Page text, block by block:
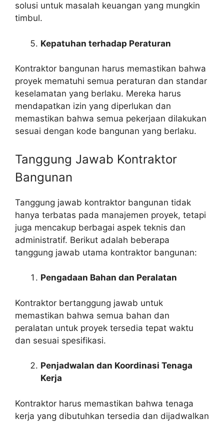
solusi untuk masalah keuangan yang mungkin
timbul.
Kepatuhan terhadap Peraturan
Kontraktor bangunan harus memastikan bahwa
proyek mematuhi semua peraturan dan standar
keselamatan yang berlaku. Mereka harus
mendapatkan izin yang diperlukan dan
memastikan bahwa semua pekerjaan dilakukan
sesuai dengan kode bangunan yang berlaku.
Tanggung Jawab Kontraktor
Bangunan
Tanggung jawab kontraktor bangunan tidak
hanya terbatas pada manajemen proyek, tetapi
juga mencakup berbagai aspek teknis dan
administratif. Berikut adalah beberapa
tanggung jawab utama kontraktor bangunan:
Pengadaan Bahan dan Peralatan
Kontraktor bertanggung jawab untuk
memastikan bahwa semua bahan dan
peralatan untuk proyek tersedia tepat waktu
dan sesuai spesifikasi.
Penjadwalan dan Koordinasi Tenaga
Kerja
Kontraktor harus memastikan bahwa tenaga
kerja yang dibutuhkan tersedia dan dijadwalkan